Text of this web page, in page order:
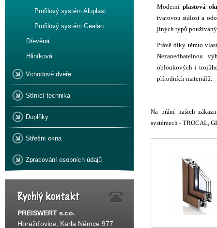
Profilový systém Aluplast
Profilový systém Gealan
Dřevěná
Hliníková
Vchodové dveře
Stínící technika
Doplňky
Střešní okna
Zpracování osobních údajů
PREISWERT s.r.o.
Horažďovice, Karla Němce 977
Moderníplastová
tvarovou stálost a
jiných typů
Právě díky těmto
Nezanedbatelnou
obloukových i
přírodních materiálů.
Na přání našich
systémech - TROCAL,